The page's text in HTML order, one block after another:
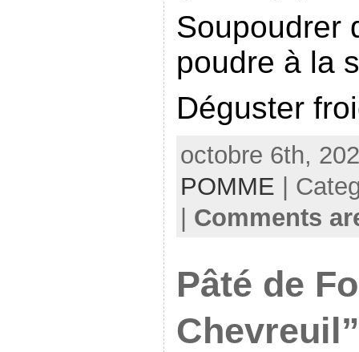
Soupoudrer
poudre à la
Déguster
octobre 6th,
POMME |
Comments
Pâté de
Chevreuil”